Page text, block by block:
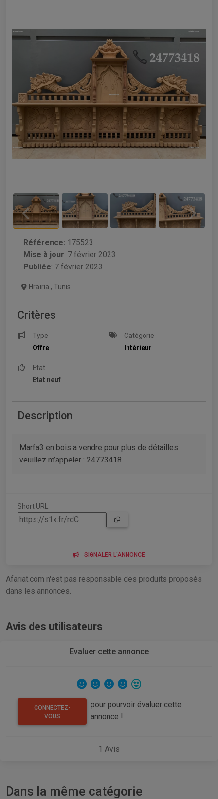
Référence: 175523
Mise à jour: 7 février 2023
Publiée: 7 février 2023
Hraïria , Tunis
Critères
Type
Offre
Catégorie
Intérieur
Etat
Etat neuf
Description
Marfa3 en bois a vendre pour plus de détailles
veuillez m’appeler : 24773418
Short URL:
SIGNALER L'ANNONCE
Afariat.com n'est pas responsable des produits proposés
dans les annonces.
Avis des utilisateurs
Evaluer cette annonce
CONNECTEZ-
VOUS
pour pourvoir évaluer cette
annonce !
1 Avis
Dans la même catégorie